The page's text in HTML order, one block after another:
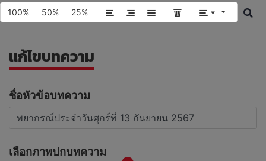
แก้ไขบทความ
ชื่อหัวข้อบทความ
เลือกภาพปกบทความ
100% 50% 25%